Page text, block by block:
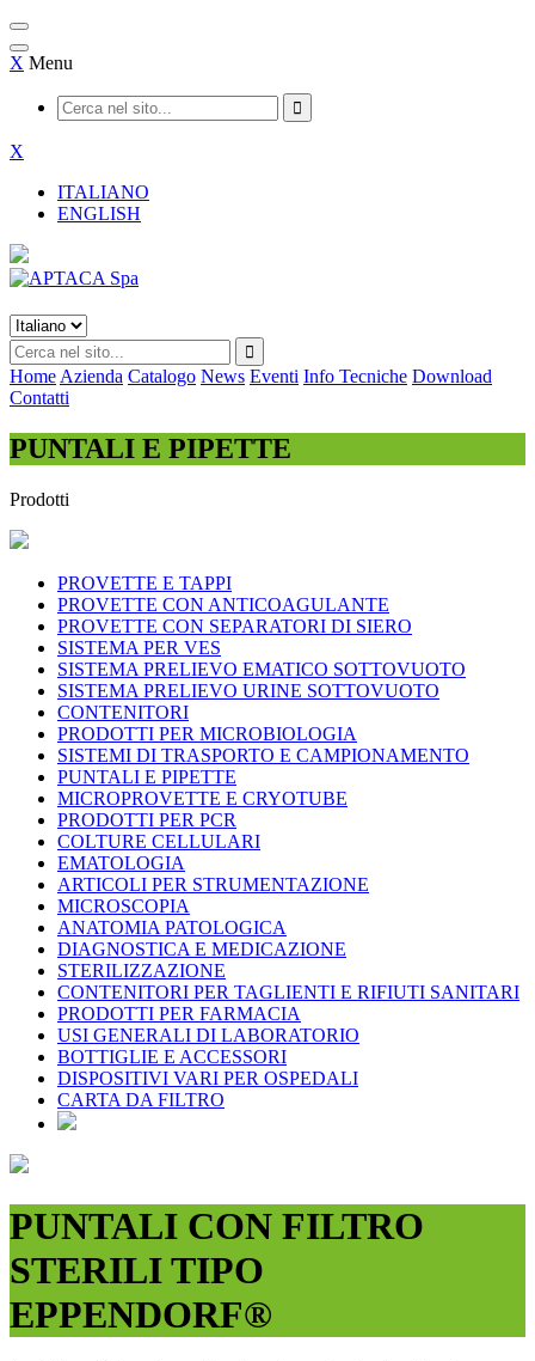
X Menu
X
ITALIANO
ENGLISH
HomeAzienda Catalogo News Eventi Info Tecniche Download
Contatti
PUNTALI E PIPETTE
Prodotti
PROVETTE E TAPPI
PROVETTE CON ANTICOAGULANTE
PROVETTE CON SEPARATORI DI SIERO
SISTEMA PER VES
SISTEMA PRELIEVO EMATICO SOTTOVUOTO
SISTEMA PRELIEVO URINE SOTTOVUOTO
CONTENITORI
PRODOTTI PER MICROBIOLOGIA
SISTEMI DI TRASPORTO E CAMPIONAMENTO
PUNTALI E PIPETTE
MICROPROVETTE E CRYOTUBE
PRODOTTI PER PCR
COLTURE CELLULARI
EMATOLOGIA
ARTICOLI PER STRUMENTAZIONE
MICROSCOPIA
ANATOMIA PATOLOGICA
DIAGNOSTICA E MEDICAZIONE
STERILIZZAZIONE
CONTENITORI PER TAGLIENTI E RIFIUTI SANITARI
PRODOTTI PER FARMACIA
USI GENERALI DI LABORATORIO
BOTTIGLIE E ACCESSORI
DISPOSITIVI VARI PER OSPEDALI
CARTA DA FILTRO
PUNTALI CON FILTRO
STERILI TIPO
EPPENDORF®